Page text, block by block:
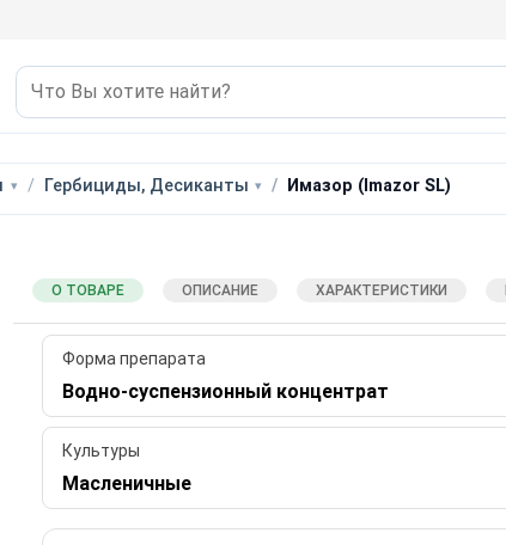
Гербициды, Десиканты Имазор (Imazor SL)
О ТОВАРЕ ОПИСАНИЕ ХАРАКТЕРИСТИКИ
Форма препарата
Водно-суспензионный концентрат
Культуры
Масленичные